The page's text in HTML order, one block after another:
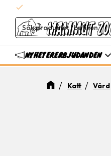
check
NYHETERERBJUDANDEN
Katt Vård